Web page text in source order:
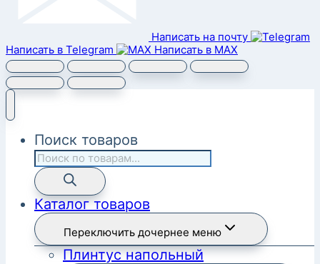
Написать на почту
Написать в Telegram
Написать в MAX
Поиск товаров
Каталог товаров
Переключить дочернее меню
Плинтус напольный